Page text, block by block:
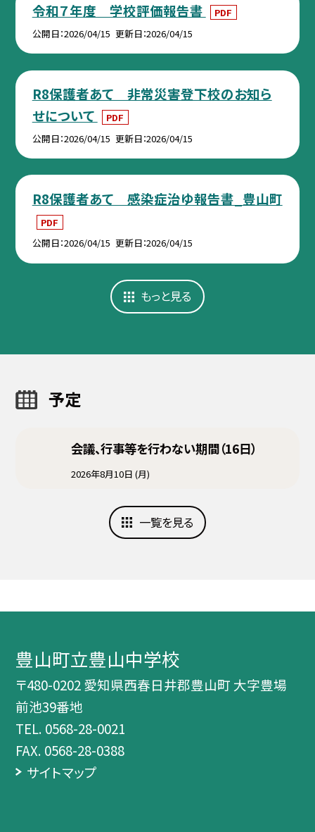
令和７年度 学校評価報告書
PDF
公開日 2026/04/15 更新日 2026/04/15
R8保護者あて 非常災害登下校のお知ら
せについて
PDF
公開日 2026/04/15 更新日 2026/04/15
R8保護者あて 感染症治ゆ報告書_豊山町
PDF
公開日 2026/04/15 更新日 2026/04/15
もっと見る
予定
会議、行事等を行わない期間（16日）
2026年8月10日 (月)
一覧を見る
豊山町立豊山中学校
〒480-0202 愛知県西春日井郡豊山町 大字豊場
前池39番地
TEL. 0568-28-0021
FAX. 0568-28-0388
サイトマップ